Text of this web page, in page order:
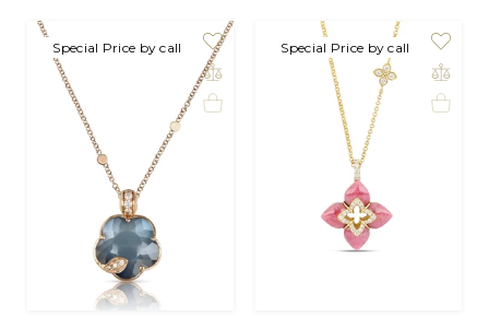
Special Price by call Special Price by call